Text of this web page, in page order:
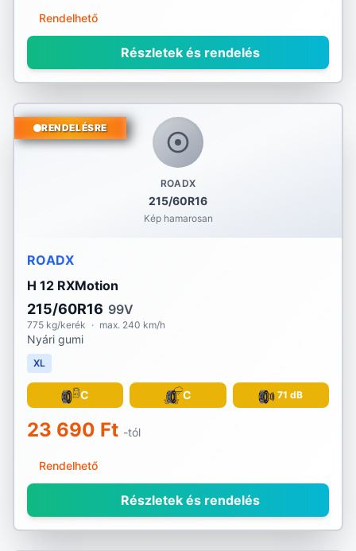
Rendelhető
Részletek és rendelés
ROADX
215/60R16
Kép hamarosan
RENDELÉSRE
ROADX
H 12 RXMotion
215/60R16 99V
775 kg/kerék · max. 240 km/h
Nyári gumi
XL
C C 71 dB
23 690 Ft -tól
Rendelhető
Részletek és rendelés